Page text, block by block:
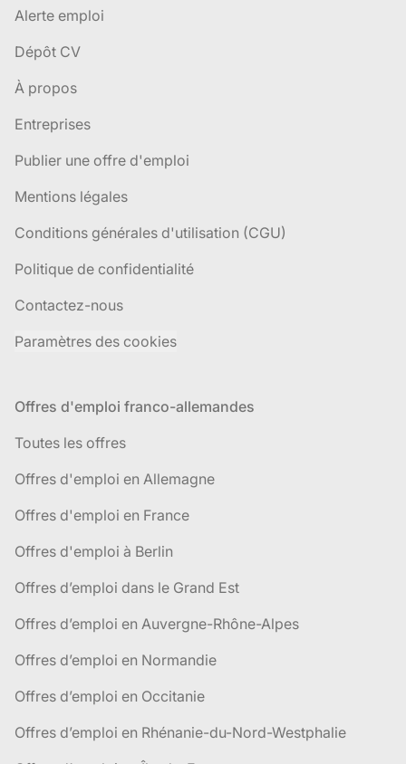
Alerte emploi
Dépôt CV
À propos
Entreprises
Publier une offre d'emploi
Mentions légales
Conditions générales d'utilisation (CGU)
Politique de confidentialité
Contactez-nous
Paramètres des cookies
Offres d'emploi franco-allemandes
Toutes les offres
Offres d'emploi en Allemagne
Offres d'emploi en France
Offres d'emploi à Berlin
Offres d’emploi dans le Grand Est
Offres d’emploi en Auvergne-Rhône-Alpes
Offres d’emploi en Normandie
Offres d’emploi en Occitanie
Offres d’emploi en Rhénanie-du-Nord-Westphalie